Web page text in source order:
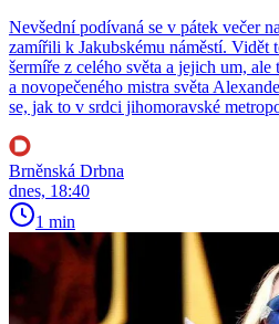
Nevšední podívaná se v pátek večer
zamířili k Jakubskému náměstí. Vidět
šermíře z celého světa a jejich um,
a novopečeného mistra světa
se, jak to v srdci jihomoravské
Brněnská Drbna
dnes, 18:40
1 min